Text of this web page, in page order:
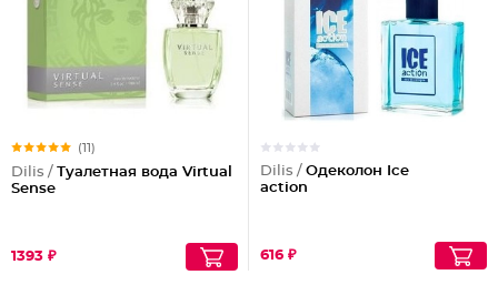
(11)
Dilis / Туалетная вода Virtual
Sense
1393 ₽
Dilis / Одеколон Ice
action
616 ₽